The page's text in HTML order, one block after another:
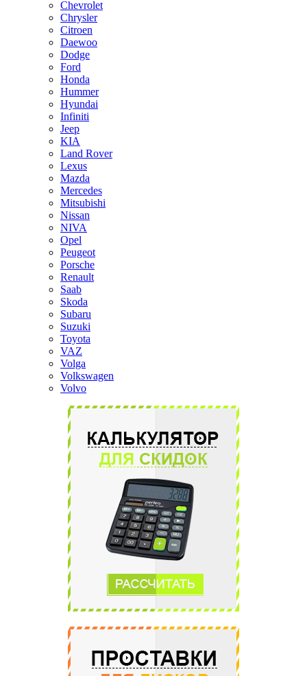
Chevrolet
Chrysler
Citroen
Daewoo
Dodge
Ford
Honda
Hummer
Hyundai
Infiniti
Jeep
KIA
Land Rover
Lexus
Mazda
Mercedes
Mitsubishi
Nissan
NIVA
Opel
Peugeot
Porsche
Renault
Saab
Skoda
Subaru
Suzuki
Toyota
VAZ
Volga
Volkswagen
Volvo